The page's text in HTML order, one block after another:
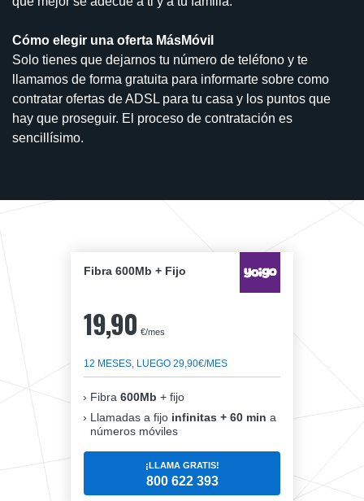
Cómo elegir una oferta MásMóvil
Solo tienes que dejarnos tu número de teléfono y te
llamamos de forma gratuita para informarte sobre como
contratar ofertas de ADSL para tu casa y los puntos que
hay que proseguir. El proceso de contratación es
sencillísimo.
Fibra 600Mb + Fijo
19,90 €/mes
12 MESES, LUEGO 29,90€/MES
Fibra 600Mb + fijo
Llamadas a fijo infinitas + 60 min a
números móviles
¡LLAMA GRATIS!
800 622 393